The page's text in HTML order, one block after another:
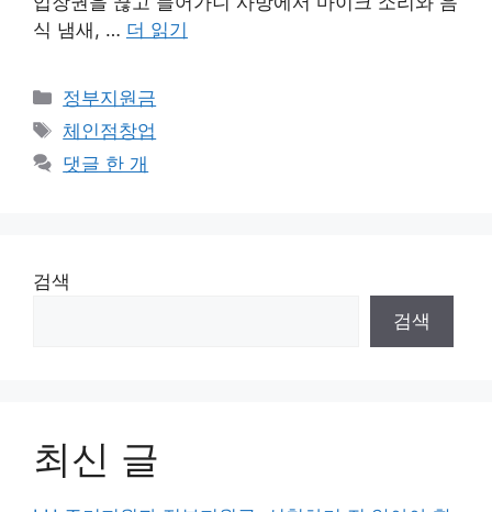
식 냄새, … 더 읽기
카
테
리
정부지원금
태
그
체인점창업
댓글 한 개
검색
검색
최신 글